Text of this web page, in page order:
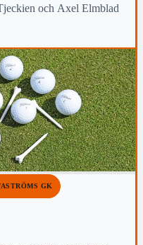
och Axel Elmblad
GK